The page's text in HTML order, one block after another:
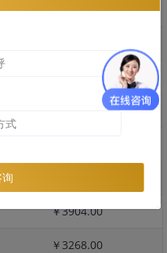
￥3089.00
￥1653.00
￥2989.00
￥3904.00
￥3268.00